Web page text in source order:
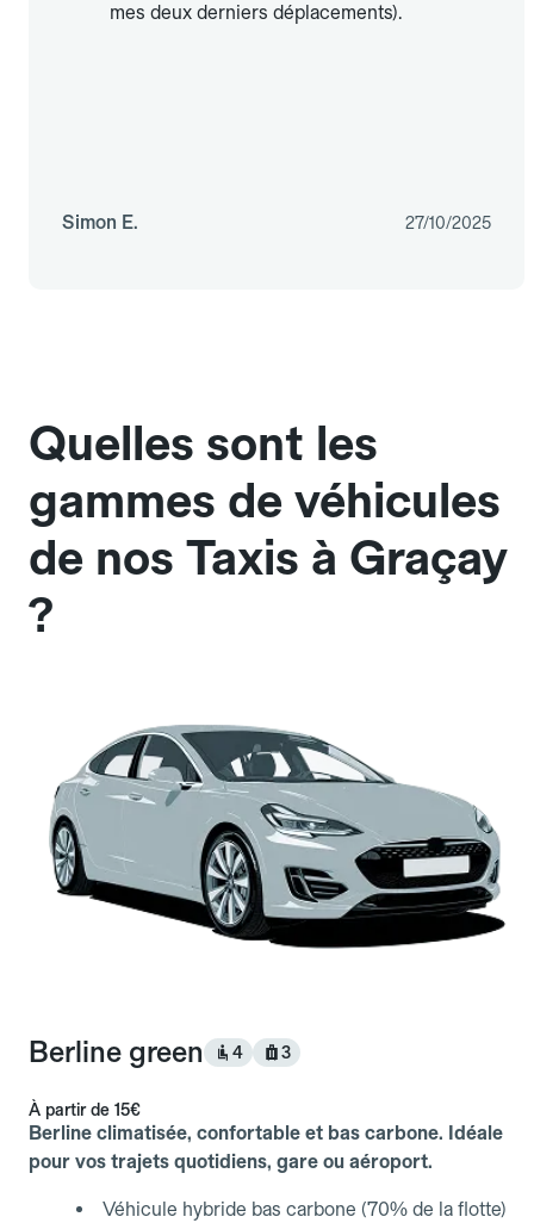
mes deux derniers déplacements).
Simon E. 27/10/2025
Quelles sont les
gammes de véhicules
de nos Taxis à Graçay
?
Berline green 4 3
À partir de 15€
Berline climatisée, confortable et bas carbone. Idéale
pour vos trajets quotidiens, gare ou aéroport.
Véhicule hybride bas carbone (70% de la flotte)